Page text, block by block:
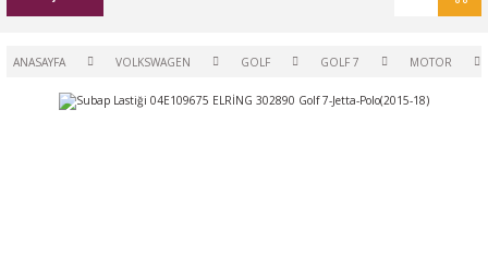
ANASAYFA VOLKSWAGEN GOLF GOLF 7 MOTOR